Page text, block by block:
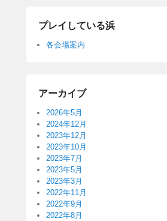
プレイしている浜
各会場案内
アーカイブ
2026年5月
2024年12月
2023年12月
2023年10月
2023年7月
2023年5月
2023年3月
2022年11月
2022年9月
2022年8月